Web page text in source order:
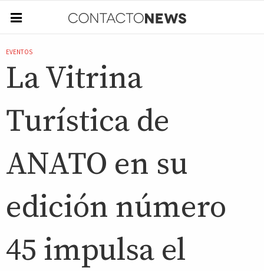
EVENTOS
La Vitrina
Turística de
ANATO en su
edición número
45 impulsa el